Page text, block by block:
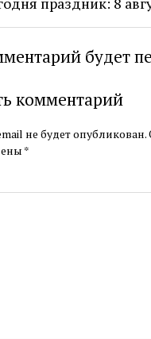
будет
комментарий
не будет опубликован.
*